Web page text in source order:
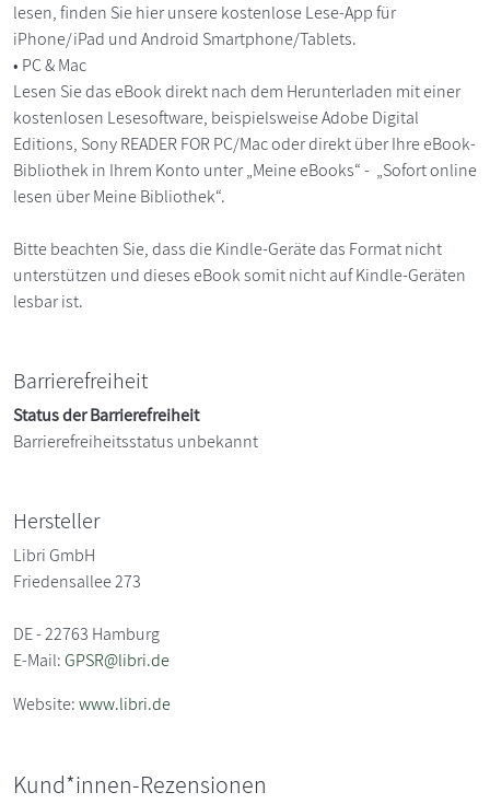
lesen, finden Sie hier unsere kostenlose Lese-App für
iPhone/iPad und Android Smartphone/Tablets.
• PC & Mac
Lesen Sie das eBook direkt nach dem Herunterladen mit einer
kostenlosen Lesesoftware, beispielsweise Adobe Digital
Editions, Sony READER FOR PC/Mac oder direkt über Ihre eBook-
Bibliothek in Ihrem Konto unter „Meine eBooks“ - „Sofort online
lesen über Meine Bibliothek“.
Bitte beachten Sie, dass die Kindle-Geräte das Format nicht
unterstützen und dieses eBook somit nicht auf Kindle-Geräten
lesbar ist.
Barrierefreiheit
Status der Barrierefreiheit
Barrierefreiheitsstatus unbekannt
Hersteller
Libri GmbH
Friedensallee 273
DE - 22763 Hamburg
E-Mail:GPSR@libri.de
Website:www.libri.de
Kund*innen-Rezensionen